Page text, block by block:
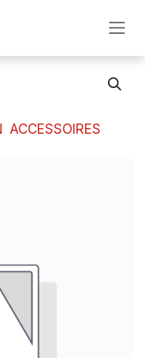
ACCESSOIRES